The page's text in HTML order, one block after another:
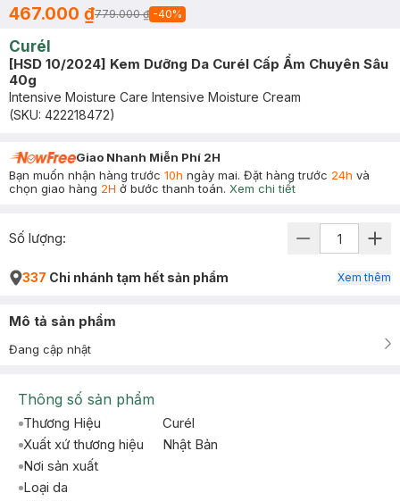
467.000 ₫779.000 ₫ -40%
Curél
[HSD 10/2024] Kem Dưỡng Da Curél Cấp Ẩm Chuyên Sâu
40g
Intensive Moisture Care Intensive Moisture Cream
(SKU: 422218472)
Giao Nhanh Miễn Phí 2H
Bạn muốn nhận hàng trước 10h ngày mai. Đặt hàng trước 24h và
chọn giao hàng 2H ở bước thanh toán. Xem chi tiết
Số lượng:
337 Chi nhánh tạm hết sản phẩm Xem thêm
Mô tả sản phẩm
Đang cập nhật
Thông số sản phẩm
Thương Hiệu
Curél
Xuất xứ thương hiệu
Nhật Bản
Nơi sản xuất
Loại da